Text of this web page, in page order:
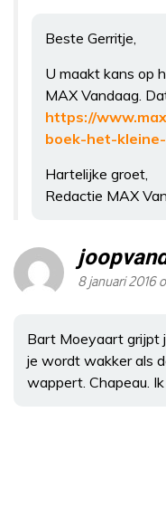
Beste Gerritje,
U maakt kans op
MAX Vandaag.
https://
boek-het-
Hartelijke groet,
Redactie MAX
8 januari 2016
Bart Moeyaart grijpt
je wordt wakker als
wappert. Chapeau.